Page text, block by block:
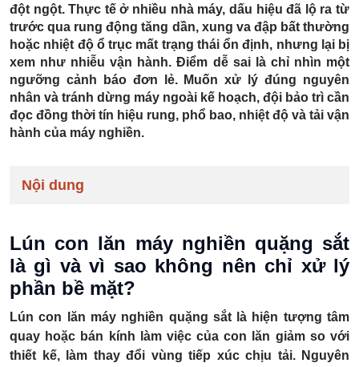
đột ngột. Thực tế ở nhiều nhà máy, dấu hiệu đã lộ ra từ
trước qua rung động tăng dần, xung va đập bất thường
hoặc nhiệt độ ổ trục mất trạng thái ổn định, nhưng lại bị
xem như nhiễu vận hành. Điểm dễ sai là chỉ nhìn một
ngưỡng cảnh báo đơn lẻ. Muốn xử lý đúng nguyên
nhân và tránh dừng máy ngoài kế hoạch, đội bảo trì cần
đọc đồng thời tín hiệu rung, phổ bao, nhiệt độ và tải vận
hành của máy nghiền.
Nội dung
Lún con lăn máy nghiền quặng sắt
là gì và vì sao không nên chỉ xử lý
phần bề mặt?
Lún con lăn máy nghiền quặng sắt là hiện tượng tâm
quay hoặc bán kính làm việc của con lăn giảm so với
thiết kế, làm thay đổi vùng tiếp xúc chịu tải. Nguyên